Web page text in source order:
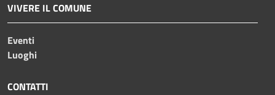
VIVERE IL COMUNE
Eventi
Luoghi
CONTATTI